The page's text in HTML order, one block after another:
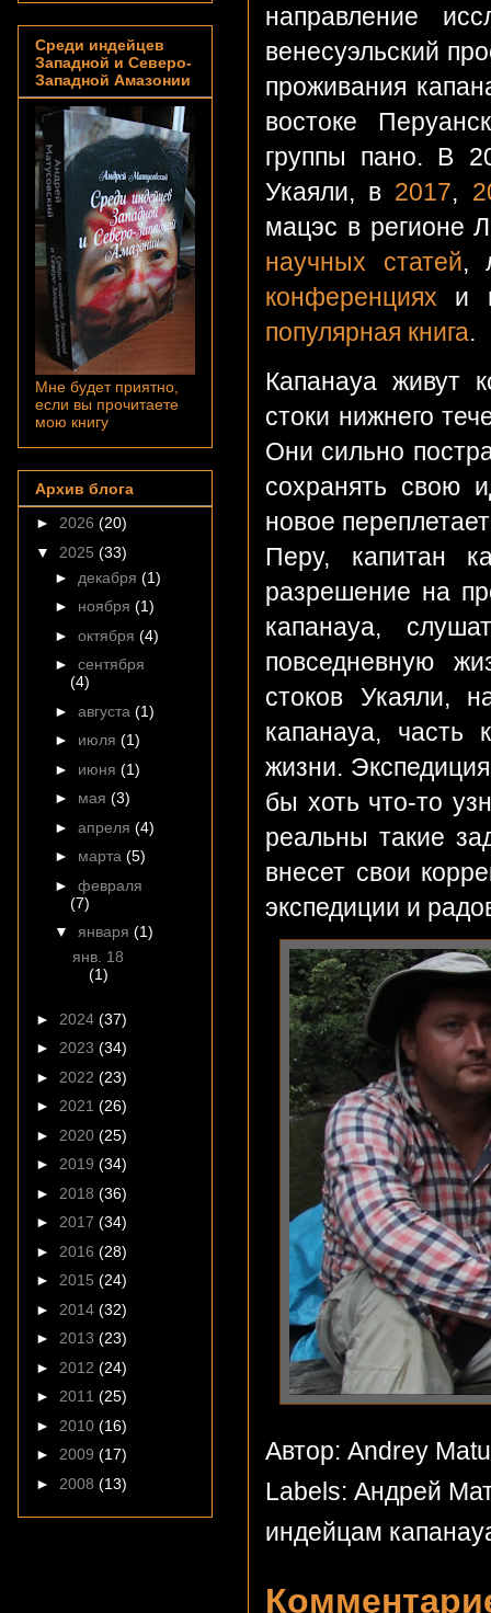
направление
венесуэльский
проживания
востоке
группы пано. В
Укаяли, в 2017,
мацэс в регионе
научных статей,
конференциях и
популярная книга.
Капанауа живут
стоки нижнего
Они сильно
сохранять свою
новое
Перу, капитан
разрешение на
капанауа,
повседневную
стоков Укаяли,
капанауа, часть
жизни.
бы хоть что-то
реальны такие
внесет свои
экспедиции и
Автор: Andrey
Labels: Андрей
индейцам
Среди индейцев
Западной и Северо-
Западной Амазонии
Мне будет приятно,
если вы прочитаете
мою книгу
Архив блога
► 2026 (20)
▼ 2025 (33)
► декабря (1)
► ноября (1)
► октября (4)
► сентября
(4)
► августа (1)
► июля (1)
► июня (1)
► мая (3)
► апреля (4)
► марта (5)
► февраля
(7)
▼ января (1)
янв. 18
(1)
► 2024 (37)
► 2023 (34)
► 2022 (23)
► 2021 (26)
► 2020 (25)
► 2019 (34)
► 2018 (36)
► 2017 (34)
► 2016 (28)
► 2015 (24)
► 2014 (32)
► 2013 (23)
► 2012 (24)
► 2011 (25)
► 2010 (16)
► 2009 (17)
► 2008 (13)